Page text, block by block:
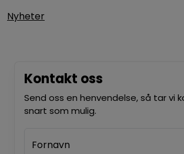
Nyheter
Kontakt oss
Send oss en henvendelse, så tar vi
snart som mulig.
Fornavn